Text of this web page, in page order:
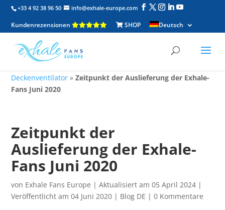
Deckenventilator »Zeitpunkt der Auslieferung der Exhale-
Fans Juni 2020
+33 4 92 38 96 50 info@exhale-europe.com
Kundenrezensionen SHOP Deutsch
Zeitpunkt der
Auslieferung der Exhale-
Fans Juni 2020
von Exhale Fans Europe |Aktualisiert am 05 April 2024 |
Veröffentlicht am 04 Juni 2020 | Blog DE |0 Kommentare